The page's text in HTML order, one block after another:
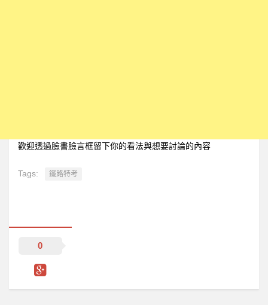
歡迎透過臉書臉言框留下你的看法與想要討論的內容
Tags: 鐵路特考
0